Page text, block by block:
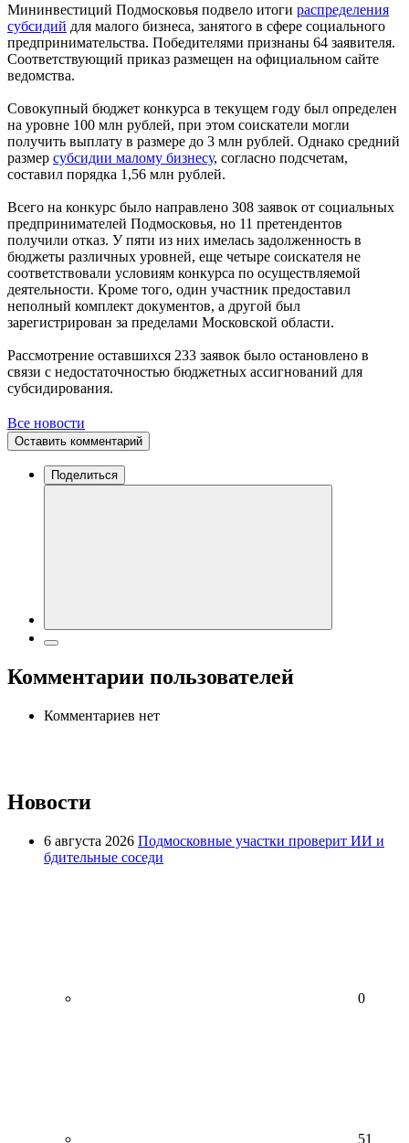
Мининвестиций Подмосковья подвело итоги распределения
субсидий для малого бизнеса, занятого в сфере социального
предпринимательства. Победителями признаны 64 заявителя.
Соответствующий приказ размещен на официальном сайте
ведомства.
Совокупный бюджет конкурса в текущем году был определен
на уровне 100 млн рублей, при этом соискатели могли
получить выплату в размере до 3 млн рублей. Однако средний
размер субсидии малому бизнесу, согласно подсчетам,
составил порядка 1,56 млн рублей.
Всего на конкурс было направлено 308 заявок от социальных
предпринимателей Подмосковья, но 11 претендентов
получили отказ. У пяти из них имелась задолженность в
бюджеты различных уровней, еще четыре соискателя не
соответствовали условиям конкурса по осуществляемой
деятельности. Кроме того, один участник предоставил
неполный комплект документов, а другой был
зарегистрирован за пределами Московской области.
Рассмотрение оставшихся 233 заявок было остановлено в
связи с недостаточностью бюджетных ассигнований для
субсидирования.
Все новости
Оставить комментарий
Поделиться
Комментарии пользователей
Комментариев нет
Новости
6 августа 2026 Подмосковные участки проверит ИИ и
бдительные соседи
0
51